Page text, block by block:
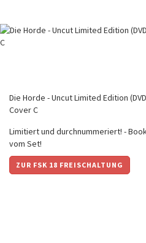
Die Horde - Uncut Limited Edition
Cover C
Limitiert und durchnummeriert! -
vom Set!
ZUR FSK 18 FREISCHALTUNG